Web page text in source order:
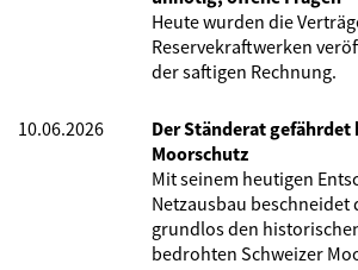
Heute wurden die
Reservekraftwerken
der saftigen Rechnung.
10.06.2026
Der Ständerat gefährdet
Moorschutz
Mit seinem heutigen
Netzausbau beschneidet
grundlos den
bedrohten Schweizer